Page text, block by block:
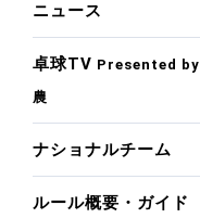
ニュース
卓球TV Presented by
農
ナショナルチーム
ルール概要・ガイド